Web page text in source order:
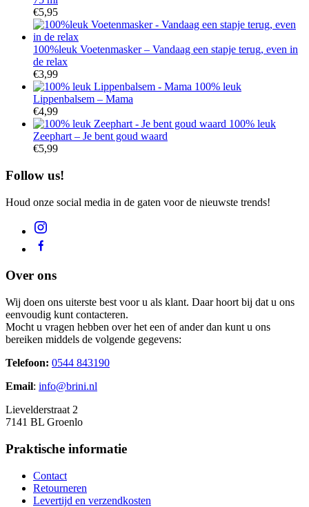
€5,95
100%leuk Voetenmasker – Vandaag een stapje terug, even in
de relax
€3,99
100% leuk
Lippenbalsem – Mama
€4,99
100% leuk
Zeephart – Je bent goud waard
€5,99
Follow us!
Houd onze social media in de gaten voor de nieuwste trends!
Over ons
Wij doen ons uiterste best voor u als klant. Daar hoort bij dat u ons
eenvoudig kunt contacteren.
Mocht u vragen hebben over het een of ander dan kunt u ons
bereiken middels de volgende gegevens:
Telefoon: 0544 843190
Email: info@brini.nl
Lievelderstraat 2
7141 BL Groenlo
Praktische informatie
Contact
Retourneren
Levertijd en verzendkosten